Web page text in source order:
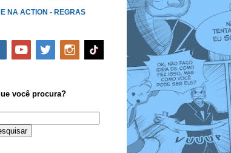
NA ACTION - REGRAS
você procura?